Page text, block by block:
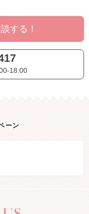
する！
18:00
ーン